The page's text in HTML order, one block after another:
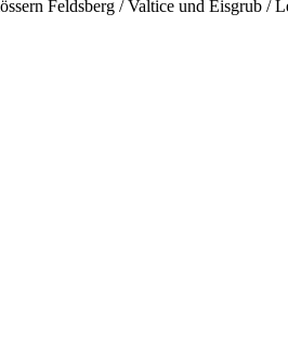
Feldsberg / Valtice und Eisgrub /